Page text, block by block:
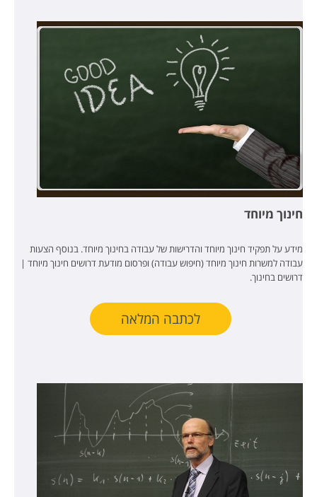
חינוך מיוחד
מידע על תפקיד חינוך מיוחד והדרישות של עבודה בחינוך מיוחד. בנוסף הצעות
עבודה למשרות חינוך מיוחד (חיפוש עבודה) ופרסום מודעת דרושים חינוך מיוחד |
דרושים בחינוך.
לכתבה המלאה